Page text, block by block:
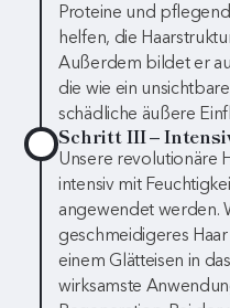
Proteine und
helfen, die
Außerdem bildet er
die wie ein
schädliche äußere
Schritt III –
Unsere revolutionäre
intensiv mit
angewendet werden.
geschmeidigeres
einem Glätteisen in
wirksamste